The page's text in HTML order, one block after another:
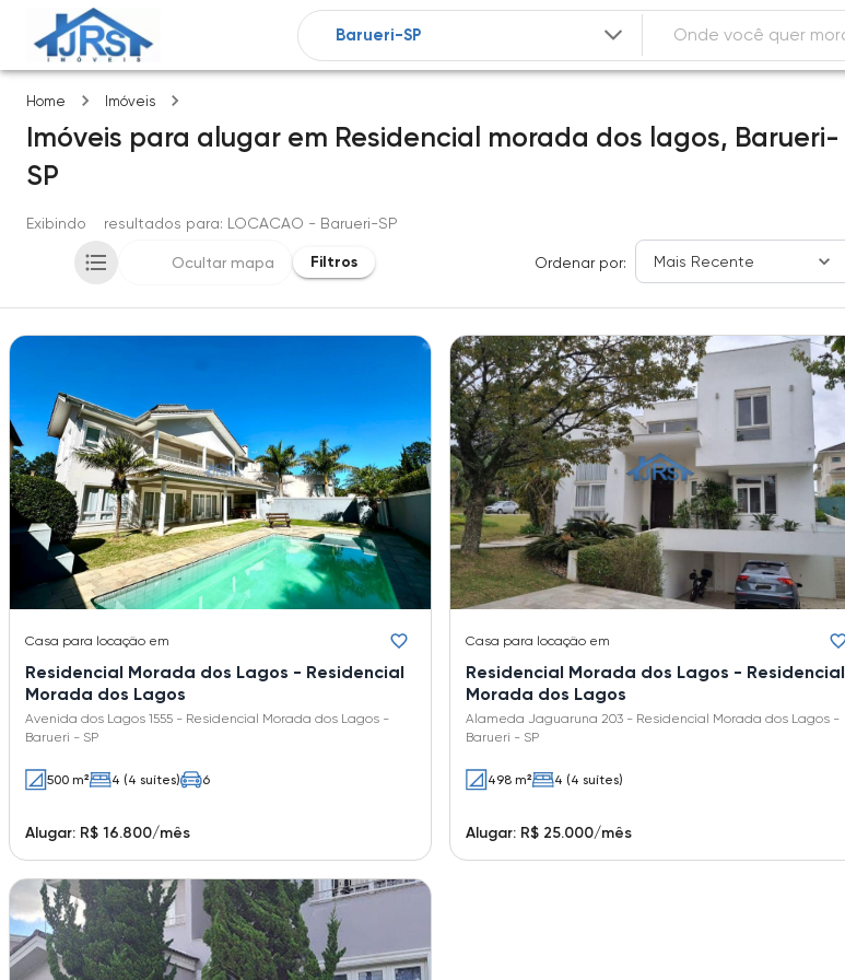
Home Imóveis
Imóveis para alugar em Residencial morada dos lagos, Barueri-
SP
Exibindo resultados para: LOCACAO - Barueri-SP
Ocultar mapa Filtros Ordenar por: Mais Recente
Casa para locação em
Residencial Morada dos Lagos - Residencial
Morada dos Lagos
Avenida dos Lagos 1555 - Residencial Morada dos Lagos -
Barueri - SP
500 m² 4 (4 suítes) 6
Alugar: R$ 16.800/mês
Casa para locação em
Residencial Morada dos Lagos - Residencial
Morada dos Lagos
Alameda Jaguaruna 203 - Residencial Morada dos Lagos -
Barueri - SP
498 m² 4 (4 suítes)
Alugar: R$ 25.000/mês